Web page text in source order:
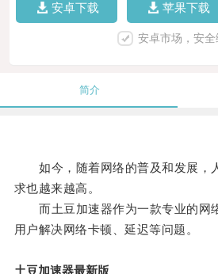
安卓下载 苹果下载
安卓市场，安全
简介
如今，随着网络的普及和发展，
求也越来越高。
而土豆加速器作为一款专业的网
用户解决网络卡顿、延迟等问题。
土豆加速器最新版